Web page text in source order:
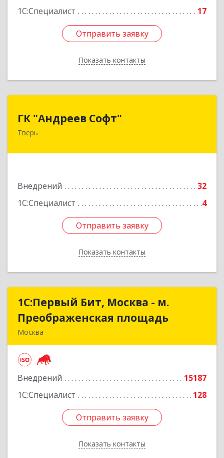
1С:Специалист
17
Отправить заявку
Показать контакты
Отправить заявку
Назад
ГК "Андреев Софт"
Тверь
Внедрений
32
1С:Специалист
4
Отправить заявку
Показать контакты
ГК "Андреев Софт"
170000, Тверская обл, Тверь г, Новоторжская
Отправить заявку
Назад
1С:Первый Бит, Москва - м.
Преображенская площадь
Москва
Внедрений
15187
1С:Специалист
128
Отправить заявку
Показать контакты
1С:Первый Бит, Москва - м.
Преображенская площадь
Подробнее
Отправить заявку
Назад